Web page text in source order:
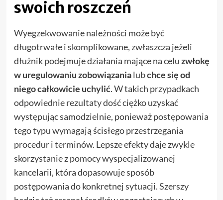
swoich roszczeń
Wyegzekwowanie należności może być
długotrwałe i skomplikowane, zwłaszcza jeżeli
dłużnik podejmuje działania mające na celuzwłokę
w uregulowaniu zobowiązanialubchce się od
niego całkowicie uchylić. W takich przypadkach
odpowiednie rezultaty dość ciężko uzyskać
występując samodzielnie, ponieważ postępowania
tego typu wymagają ścisłego przestrzegania
procedur i terminów. Lepsze efekty daje zwykle
skorzystanie z pomocy wyspecjalizowanej
kancelarii, która dopasowuje sposób
postępowania do konkretnej sytuacji. Szerszy